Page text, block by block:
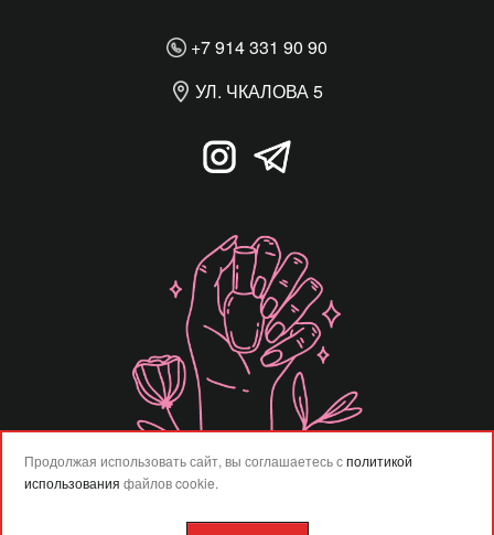
+7 914 331 90 90
УЛ. ЧКАЛОВА 5
Продолжая использовать сайт, вы соглашаетесь сполитикой
использования файлов cookie.